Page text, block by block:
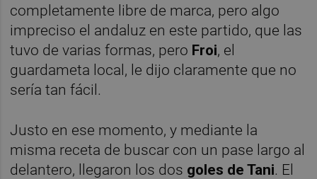
completamente libre de marca, pero algo
impreciso el andaluz en este partido, que las
tuvo de varias formas, pero Froi, el
guardameta local, le dijo claramente que no
sería tan fácil.
Justo en ese momento, y mediante la
misma receta de buscar con un pase largo al
delantero, llegaron los dos goles de Tani. El